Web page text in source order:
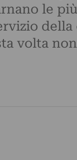
le
della
volta